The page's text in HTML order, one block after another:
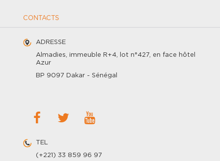
CONTACTS
ADRESSE
Almadies, immeuble R+4, lot n°427, en face hôtel
Azur
BP 9097 Dakar - Sénégal
TEL
(+221) 33 859 96 97